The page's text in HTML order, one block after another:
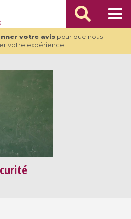
votre avispour que nous
votre expérience !